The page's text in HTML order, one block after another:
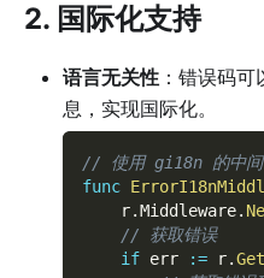
2. 国际化支持
语言无关性 ：错误码
息，实现国际化。
// 使用 gi18n 的中间
func
    r
.Middleware.
// 获取错误
if err := r.